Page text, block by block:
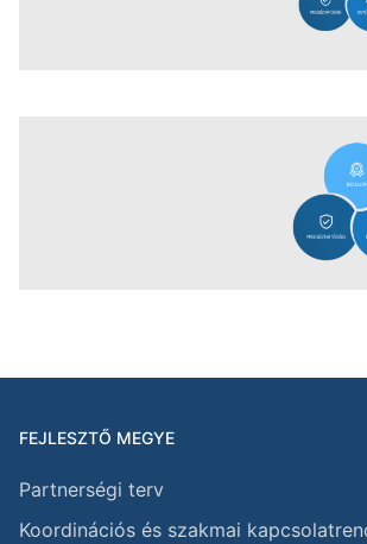
FEJLESZTŐ MEGYE
Partnerségi terv
Koordinációs és szakmai